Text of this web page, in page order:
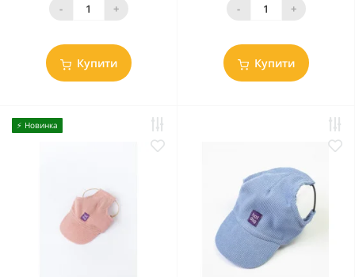
- +
Купити
- +
Купити
⚡️ Новинка